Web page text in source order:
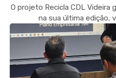
O projeto Recicla CDL Videira
na sua última edição,